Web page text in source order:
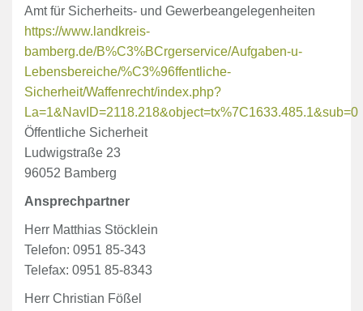
Amt für Sicherheits- und Gewerbeangelegenheiten
https://www.landkreis-
bamberg.de/B%C3%BCrgerservice/Aufgaben-u-
Lebensbereiche/%C3%96ffentliche-
Sicherheit/Waffenrecht/index.php?
La=1&NavID=2118.218&object=tx%7C1633.485.1&sub=0
Öffentliche Sicherheit
Ludwigstraße 23
96052 Bamberg
Ansprechpartner
Herr Matthias Stöcklein
Telefon: 0951 85-343
Telefax: 0951 85-8343
Herr Christian Fößel